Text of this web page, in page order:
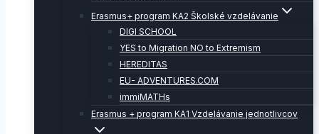
Erasmus+ program KA2 Školské vzdelávanie
DIGI SCHOOL
YES to Migration NO to Extremism
HEREDITAS
EU- ADVENTURES.COM
immiMATHs
Erasmus + program KA1 Vzdelávanie jednotlivcov